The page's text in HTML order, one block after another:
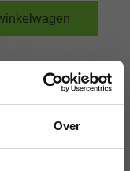
Over
AIR